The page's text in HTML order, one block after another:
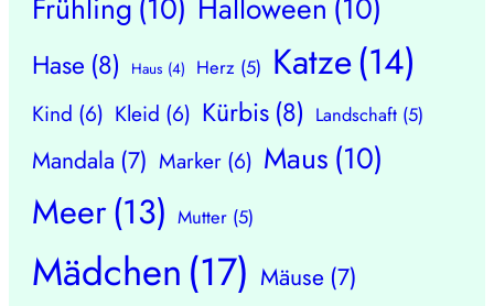
Frühling (10) Halloween (10)
Hase (8) Haus (4) Herz (5) Katze(14)
Kind (6) Kleid (6) Kürbis (8) Landschaft (5)
Mandala (7) Marker (6) Maus (10)
Meer(13) Mutter (5)
Mädchen (17) Mäuse (7)